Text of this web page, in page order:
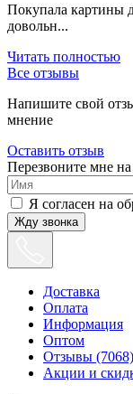
Покупала картины
довольн...
Читать полностью
Все отзывы
Напишите свой
мнение
Оставить отзыв
Перезвоните мне
Я согласен на
Жду звонка
Доставка
Оплата
Информация
Оптом
Отзывы (7068)
Акции и